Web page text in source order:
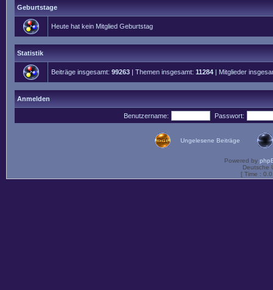
Geburtstage
Heute hat kein Mitglied Geburtstag
Statistik
Beiträge insgesamt: 99263 | Themen insgesamt: 11284 | Mitglieder
Anmelden
Benutzername: Passwort:
Ungelesene Beiträge
Powered by
Deutsche
[ Time :